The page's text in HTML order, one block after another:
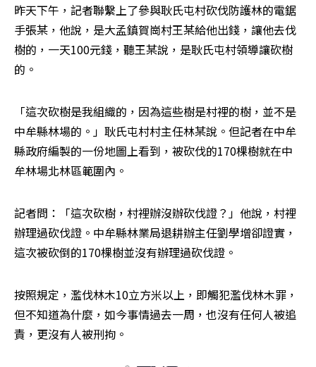
昨天下午，記者聯繫上了參與耿氏屯村砍伐防護林的電鋸
手張某，他說，是大孟鎮賀崗村王某給他出錢，讓他去伐
樹的，一天100元錢，聽王某說，是耿氏屯村領導讓砍樹
的。
「這次砍樹是我組織的，因為這些樹是村裡的樹，並不是
中牟縣林場的。」耿氏屯村村主任林某說。但記者在中牟
縣政府編製的一份地圖上看到，被砍伐的170棵樹就在中
牟林場北林區範圍內。
記者問：「這次砍樹，村裡辦沒辦砍伐證？」他說，村裡
辦理過砍伐證。中牟縣林業局退耕辦主任劉學增卻證實，
這次被砍倒的170棵樹並沒有辦理過砍伐證。
按照規定，濫伐林木10立方米以上，即觸犯濫伐林木罪，
但不知道為什麼，如今事情過去一周，也沒有任何人被追
責，更沒有人被刑拘。